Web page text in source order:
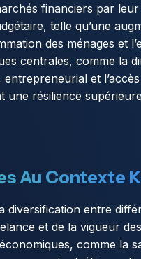
financiers par
telle qu’une
des ménages et
centrales, comme la
et
résilience
Au Contexte
diversification entre
et de la vigueur
comme la